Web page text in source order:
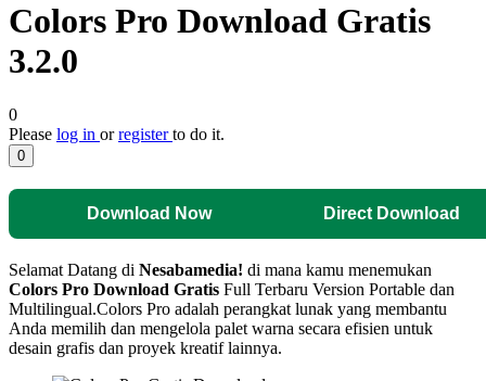
Colors Pro Download Gratis
3.2.0
0
Please log in orregisterto do it.
0
Download Now Direct Download
Selamat Datang di Nesabamedia! di mana kamu menemukan
Colors Pro Download Gratis Full Terbaru Version Portable dan
Multilingual.Colors Pro adalah perangkat lunak yang membantu
Anda memilih dan mengelola palet warna secara efisien untuk
desain grafis dan proyek kreatif lainnya.